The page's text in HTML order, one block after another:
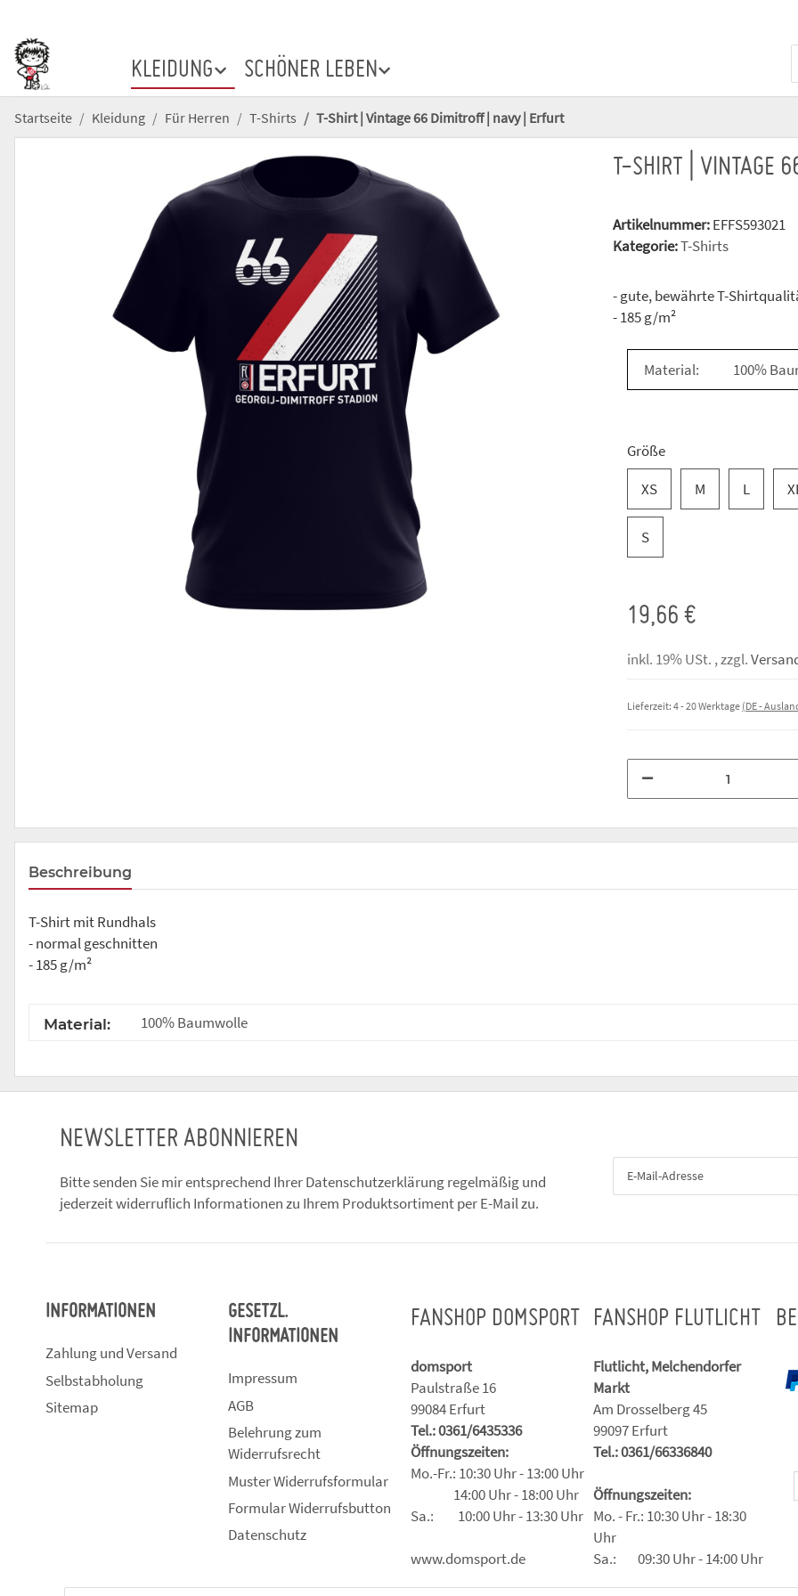
KLEIDUNG SCHÖNER LEBEN
Startseite Kleidung Für Herren T-Shirts T-Shirt | Vintage 66 Dimitroff | navy | Erfurt
T-SHIRT | VINTAGE
Artikelnummer:EFFS593021
Kategorie:T-Shirts
- gute, bewährte T-
- 185 g/m²
Material: 100%
Größe
XS
M L
S
19,66 €
inkl. 19% USt. , zzgl.
Lieferzeit: 4 - 20 Werktage (DE -
Beschreibung
T-Shirt mit Rundhals
- normal geschnitten
- 185 g/m²
Material: 100% Baumwolle
NEWSLETTER ABONNIEREN
Bitte senden Sie mir entsprechend IhrerDatenschutzerklärungregelmäßig und
jederzeit widerruflich Informationen zu Ihrem Produktsortiment per E-Mail zu.
INFORMATIONEN
Zahlung und Versand
Selbstabholung
Sitemap
GESETZL.
INFORMATIONEN
Impressum
AGB
Belehrung zum
Widerrufsrecht
Muster Widerrufsformular
Formular Widerrufsbutton
Datenschutz
FANSHOP DOMSPORT
domsport
Paulstraße 16
99084 Erfurt
Tel.: 0361/6435336
Öffnungszeiten:
Mo.-Fr.: 10:30 Uhr - 13:00 Uhr
14:00 Uhr - 18:00 Uhr
Sa.: 10:00 Uhr - 13:30 Uhr
www.domsport.de
FANSHOP FLUTLICHT
Flutlicht, Melchendorfer
Markt
Am Drosselberg 45
99097 Erfurt
Tel.: 0361/66336840
Öffnungszeiten:
Mo. - Fr.: 10:30 Uhr - 18:30
Uhr
Sa.: 09:30 Uhr - 14:00 Uhr